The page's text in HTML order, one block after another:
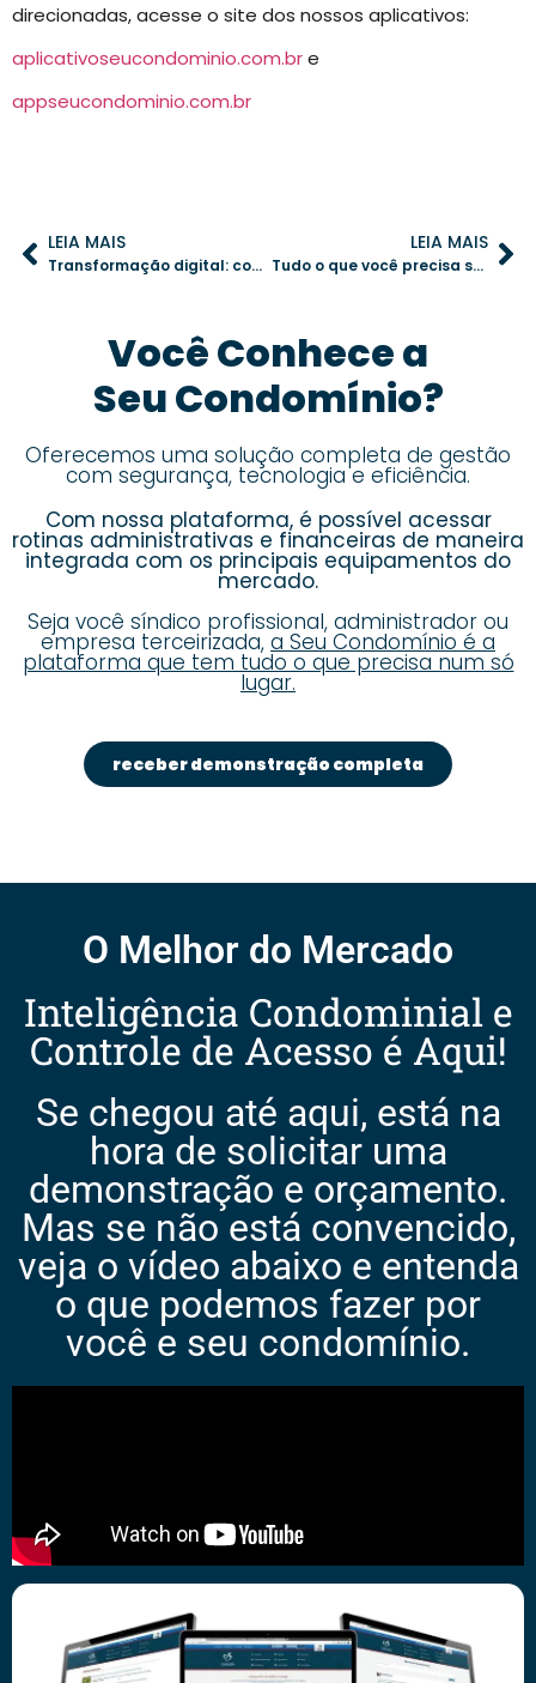
direcionadas, acesse o site dos nossos aplicativos:
aplicativoseucondominio.com.bre
appseucondominio.com.br
LEIA MAIS
Transformação digital: como um aplicativo para condomínio pode tornar a gestão mais eficiente
LEIA MAIS
Tudo o que você precisa saber sobre energia solar em condomínios e como otimizar o processo
Você Conhece a
Seu Condomínio?
Oferecemos uma solução completa de gestão
com segurança, tecnologia e eficiência.
Com nossa plataforma, é possível acessar
rotinas administrativas e financeiras de maneira
integrada com os principais equipamentos do
mercado.
Seja você síndico profissional, administrador ou
empresa terceirizada, a Seu Condomínio é a
plataforma que tem tudo o que precisa num só
lugar.
receber demonstração completa
O Melhor do Mercado
Inteligência Condominial e
Controle de Acesso é Aqui!
Se chegou até aqui, está na
hora de solicitar uma
demonstração e orçamento.
Mas se não está convencido,
veja o vídeo abaixo e entenda
o que podemos fazer por
você e seu condomínio.